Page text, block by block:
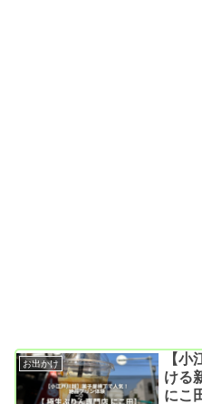
お出かけ
【
ける
にこ